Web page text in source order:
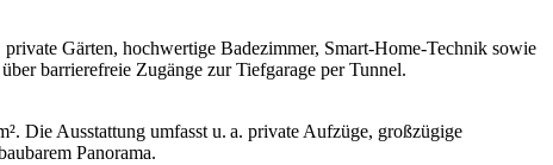
Gärten, hochwertige Badezimmer, Smart-Home-Technik sowie
barrierefreie Zugänge zur Tiefgarage per Tunnel.
Die Ausstattung umfasst u. a. private Aufzüge, großzügige
Panorama.